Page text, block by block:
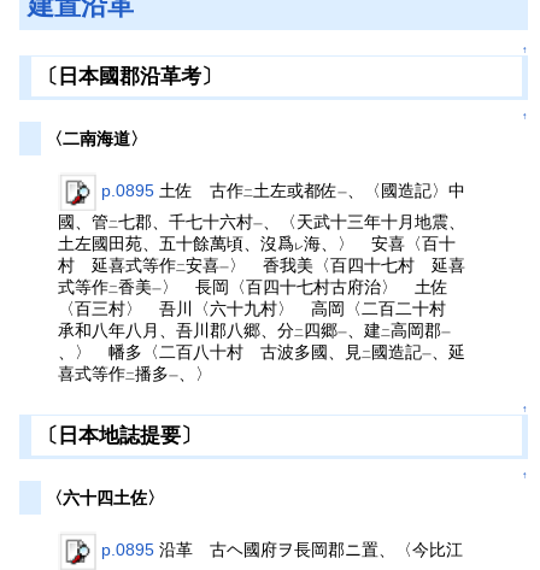
↑
〔日本國郡沿革考〕
↑
〈二南海道〉
p.0895 土佐 古作二土左或都佐一、〈國造記〉中
國、管二七郡、千七十六村一、〈天武十三年十月地震、
土左國田苑、五十餘萬頃、沒爲レ海、〉 安喜〈百十
村 延喜式等作二安喜一 〉 香我美〈百四十七村 延喜
式等作二香美一 〉 長岡〈百四十七村古府治〉 土佐
〈百三村〉 吾川〈六十九村〉 高岡〈二百二十村
承和八年八月、吾川郡八郷、分二四郷一、建二高岡郡一
、〉 幡多〈二百八十村 古波多國、見二國造記一、延
喜式等作二播多一、〉
↑
〔日本地誌提要〕
↑
〈六十四土佐〉
p.0895 沿革 古ヘ國府ヲ長岡郡ニ置、〈今比江